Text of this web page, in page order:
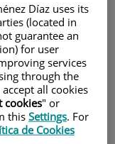
Díaz uses its
(located in
guarantee an
for user
services
through the
all cookies
cookies" or
this Settings. For
de Cookies